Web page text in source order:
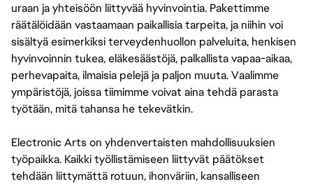
uraan ja yhteisöön liittyvää hyvinvointia. Pakettimme
räätälöidään vastaamaan paikallisia tarpeita, ja niihin voi
sisältyä esimerkiksi terveydenhuollon palveluita, henkisen
hyvinvoinnin tukea, eläkesäästöjä, palkallista vapaa-aikaa,
perhevapaita, ilmaisia pelejä ja paljon muuta. Vaalimme
ympäristöjä, joissa tiimimme voivat aina tehdä parasta
työtään, mitä tahansa he tekevätkin.
Electronic Arts on yhdenvertaisten mahdollisuuksien
työpaikka. Kaikki työllistämiseen liittyvät päätökset
tehdään liittymättä rotuun, ihonväriin, kansalliseen